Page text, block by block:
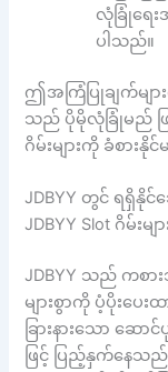
လုံခြုံရေး
ပါသည်။
ဤအကြံပြုချက်မျာ
သည် ပိုမိုလုံခြုံမည် ဖြ
ဂိမ်းများကို ခံစားနို
JDBYY တွင် ရရှိနိုင်
JDBYY Slot ဂိမ်းမျာ
JDBYY သည် ကစာ
များစွာကို ပံ့ပိုးပေ
ခြားနားသော ဆော
ဖြင့် ပြည့်နှက်နေသ